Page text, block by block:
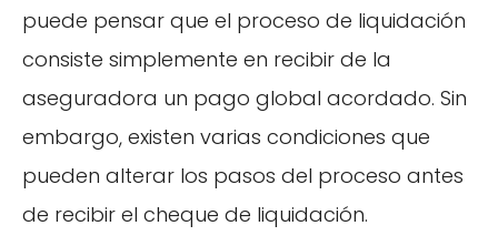
puede pensar que el proceso de liquidación
consiste simplemente en recibir de la
aseguradora un pago global acordado. Sin
embargo, existen varias condiciones que
pueden alterar los pasos del proceso antes
de recibir el cheque de liquidación.